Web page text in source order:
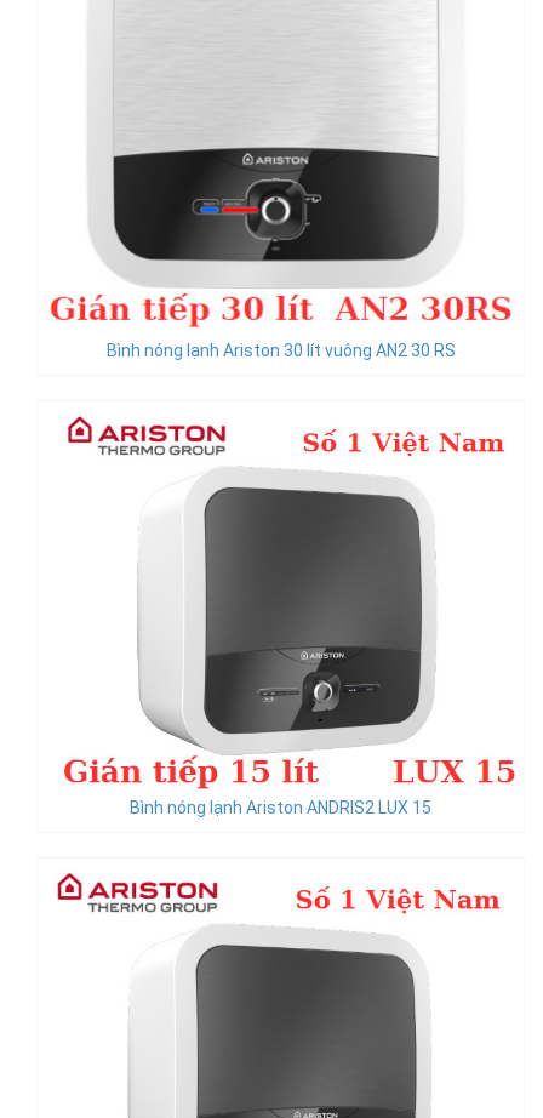
Bình nóng lạnh Ariston 30 lít vuông AN2 30 RS
Bình nóng lạnh Ariston ANDRIS2 LUX 15